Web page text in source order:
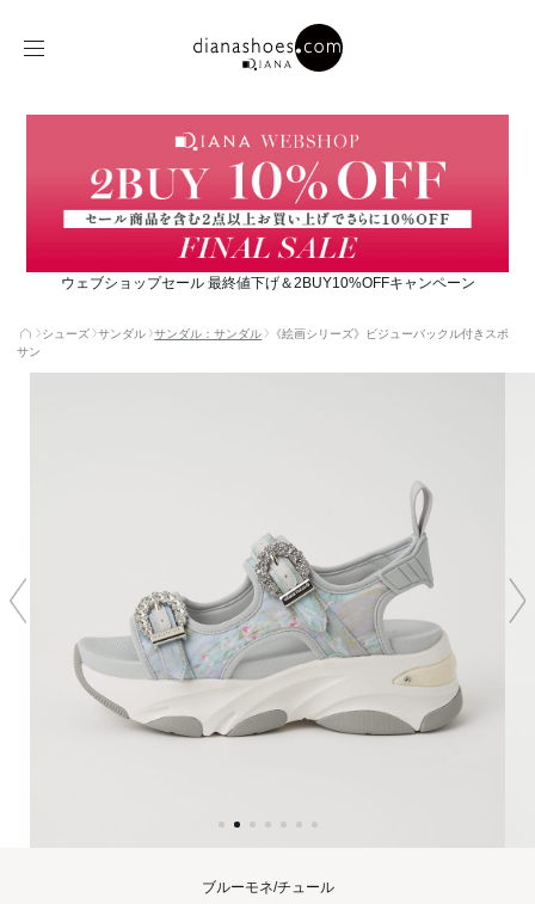
ウェブショップセール 最終値下げ＆2BUY10%OFFキャンペーン
シューズ サンダル サンダル：サンダル
《絵画シリーズ》ビジューバックル付きスポ
サン
ブルーモネ/チュール